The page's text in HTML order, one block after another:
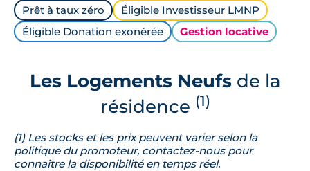
Prêt à taux zéro
Éligible Investisseur LMNP
Éligible Donation exonérée
Gestion locative
Les Logements Neufsde la
résidence (1)
(1) Les stocks et les prix peuvent varier selon la
politique du promoteur, contactez-nous pour
connaître la disponibilité en temps réel.